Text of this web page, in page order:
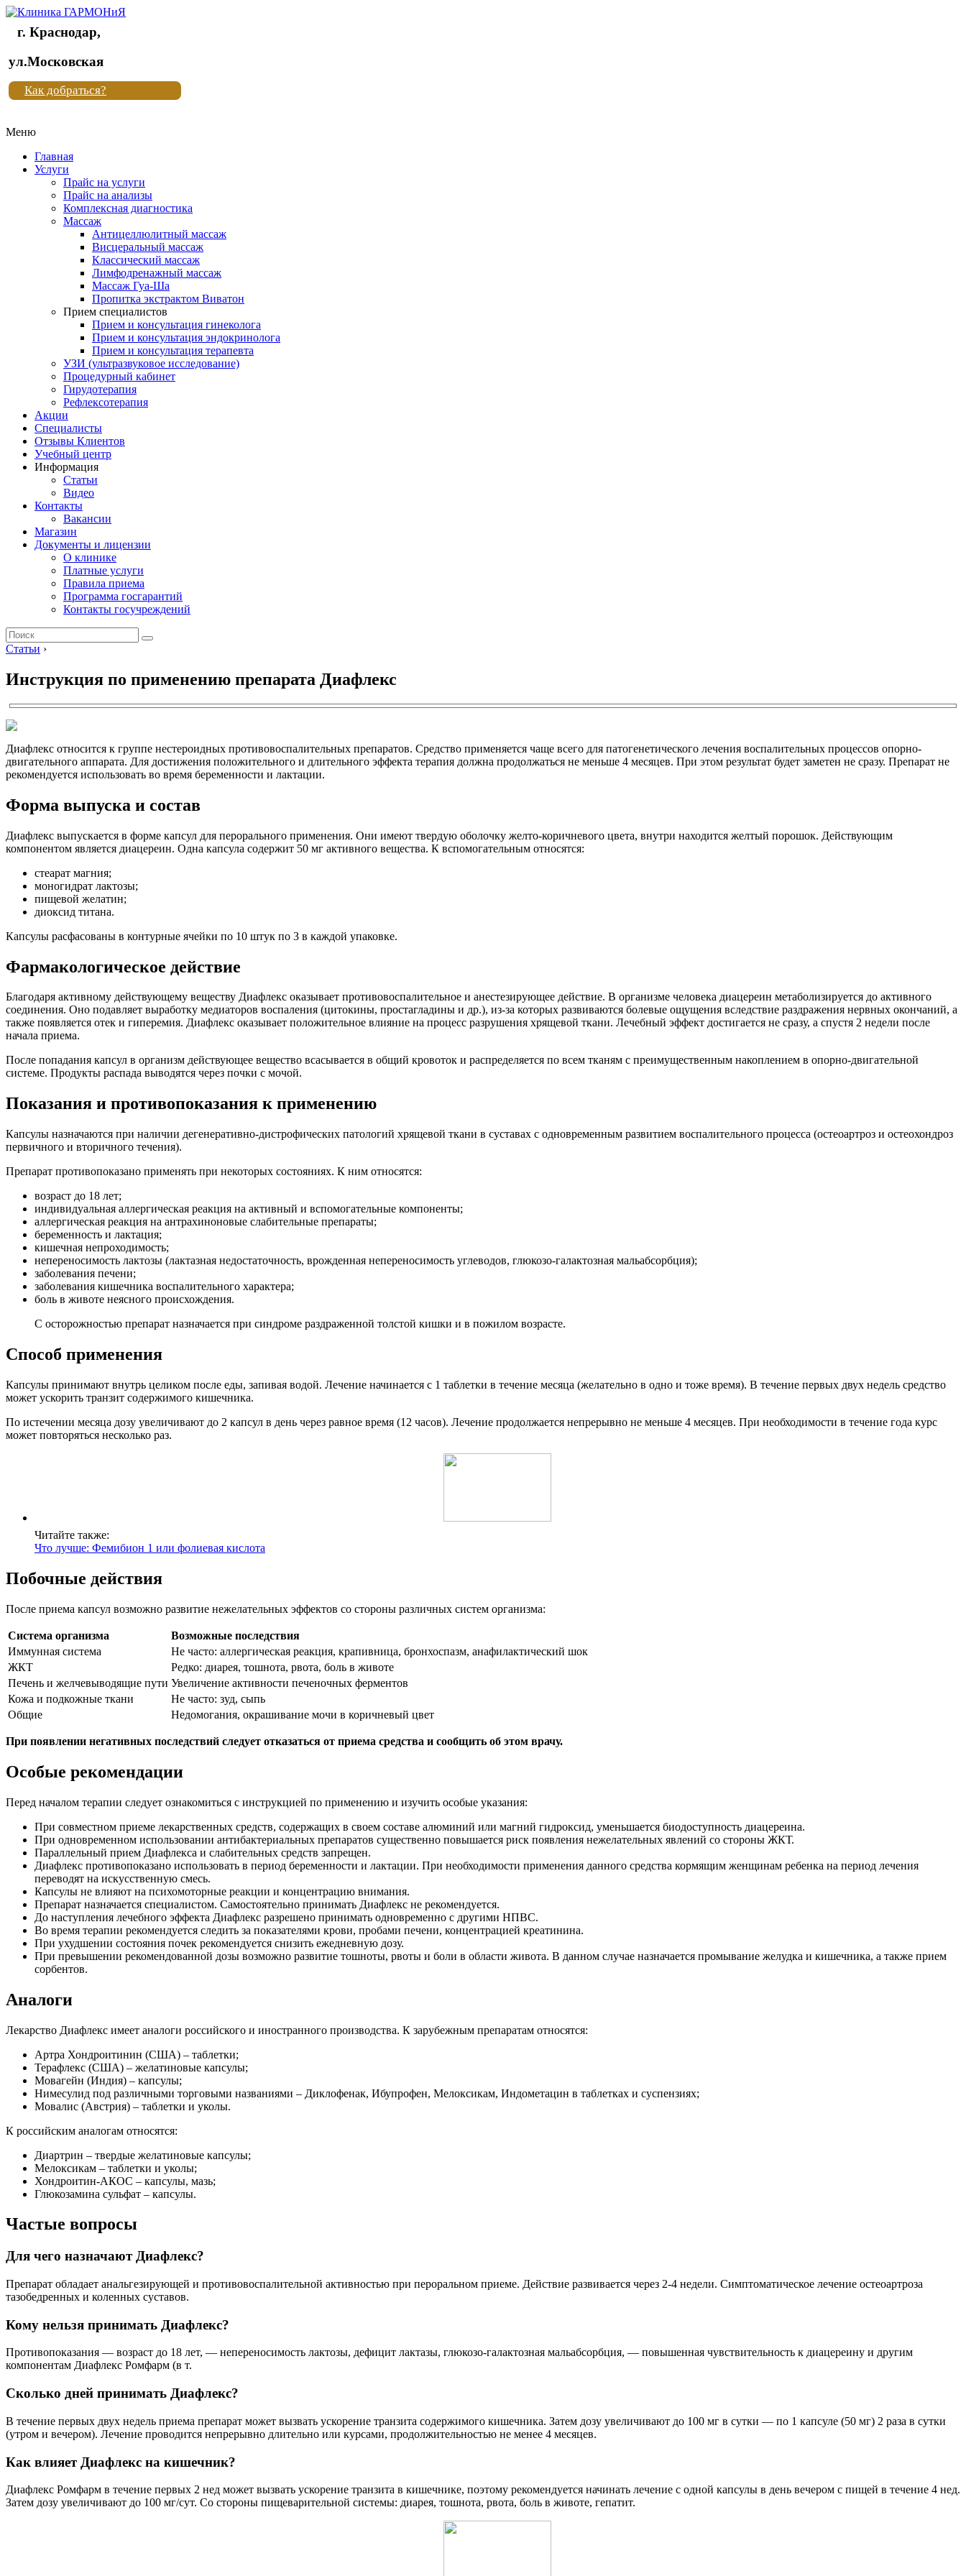
Клиника
"Новая
жизнь"
Клиника
жизнь"
г. Краснодар,
ул.Московская
Как добраться?
Меню
Главная
Услуги
Прайс на услуги
Прайс на анализы
Комплексная диагностика
Массаж
Антицеллюлитный массаж
Висцеральный массаж
Классический массаж
Лимфодренажный массаж
Массаж Гуа-Ша
Пропитка экстрактом Виватон
Прием специалистов
Прием и консультация гинеколога
Прием и консультация эндокринолога
Прием и консультация терапевта
УЗИ (ультразвуковое исследование)
Процедурный кабинет
Гирудотерапия
Рефлексотерапия
Акции
Специалисты
Отзывы Клиентов
Учебный центр
Информация
Статьи
Видео
Контакты
Вакансии
Магазин
Документы и лицензии
О клинике
Платные услуги
Правила приема
Программа госгарантий
Контакты госучреждений
Статьи ›
Инструкция по применению препарата Диафлекс
Диафлекс относится к группе нестероидных противовоспалительных препаратов. Средство применяется чаще всего для патогенетического лечения воспалительных процессов опорно-
двигательного аппарата. Для достижения положительного и длительного эффекта терапия должна продолжаться не меньше 4 месяцев. При этом результат будет заметен не сразу. Препарат не
рекомендуется использовать во время беременности и лактации.
Форма выпуска и состав
Диафлекс выпускается в форме капсул для перорального применения. Они имеют твердую оболочку желто-коричневого цвета, внутри находится желтый порошок. Действующим
компонентом является диацереин. Одна капсула содержит 50 мг активного вещества. К вспомогательным относятся:
стеарат магния;
моногидрат лактозы;
пищевой желатин;
диоксид титана.
Капсулы расфасованы в контурные ячейки по 10 штук по 3 в каждой упаковке.
Фармакологическое действие
Благодаря активному действующему веществу Диафлекс оказывает противовоспалительное и анестезирующее действие. В организме человека диацереин метаболизируется до активного
соединения. Оно подавляет выработку медиаторов воспаления (цитокины, простагладины и др.), из-за которых развиваются болевые ощущения вследствие раздражения нервных окончаний, а
также появляется отек и гиперемия. Диафлекс оказывает положительное влияние на процесс разрушения хрящевой ткани. Лечебный эффект достигается не сразу, а спустя 2 недели после
начала приема.
После попадания капсул в организм действующее вещество всасывается в общий кровоток и распределяется по всем тканям с преимущественным накоплением в опорно-двигательной
системе. Продукты распада выводятся через почки с мочой.
Показания и противопоказания к применению
Капсулы назначаются при наличии дегенеративно-дистрофических патологий хрящевой ткани в суставах с одновременным развитием воспалительного процесса (остеоартроз и остеохондроз
первичного и вторичного течения).
Препарат противопоказано применять при некоторых состояниях. К ним относятся:
возраст до 18 лет;
индивидуальная аллергическая реакция на активный и вспомогательные компоненты;
аллергическая реакция на антрахиноновые слабительные препараты;
беременность и лактация;
кишечная непроходимость;
непереносимость лактозы (лактазная недостаточность, врожденная непереносимость углеводов, глюкозо-галактозная мальабсорбция);
заболевания печени;
заболевания кишечника воспалительного характера;
боль в животе неясного происхождения.
С осторожностью препарат назначается при синдроме раздраженной толстой кишки и в пожилом возрасте.
Способ применения
Капсулы принимают внутрь целиком после еды, запивая водой. Лечение начинается с 1 таблетки в течение месяца (желательно в одно и тоже время). В течение первых двух недель средство
может ускорить транзит содержимого кишечника.
По истечении месяца дозу увеличивают до 2 капсул в день через равное время (12 часов). Лечение продолжается непрерывно не меньше 4 месяцев. При необходимости в течение года курс
может повторяться несколько раз.
Читайте также:
Что лучше: Фемибион 1 или фолиевая кислота
Побочные действия
После приема капсул возможно развитие нежелательных эффектов со стороны различных систем организма:
Система организма
Возможные последствия
Иммунная система
Не часто: аллергическая реакция, крапивница, бронхоспазм, анафилактический шок
ЖКТ
Редко: диарея, тошнота, рвота, боль в животе
Печень и желчевыводящие пути Увеличение активности печеночных ферментов
Кожа и подкожные ткани
Не часто: зуд, сыпь
Общие
Недомогания, окрашивание мочи в коричневый цвет
При появлении негативных последствий следует отказаться от приема средства и сообщить об этом врачу.
Особые рекомендации
Перед началом терапии следует ознакомиться с инструкцией по применению и изучить особые указания:
При совместном приеме лекарственных средств, содержащих в своем составе алюминий или магний гидроксид, уменьшается биодоступность диацереина.
При одновременном использовании антибактериальных препаратов существенно повышается риск появления нежелательных явлений со стороны ЖКТ.
Параллельный прием Диафлекса и слабительных средств запрещен.
Диафлекс противопоказано использовать в период беременности и лактации. При необходимости применения данного средства кормящим женщинам ребенка на период лечения
переводят на искусственную смесь.
Капсулы не влияют на психомоторные реакции и концентрацию внимания.
Препарат назначается специалистом. Самостоятельно принимать Диафлекс не рекомендуется.
До наступления лечебного эффекта Диафлекс разрешено принимать одновременно с другими НПВС.
Во время терапии рекомендуется следить за показателями крови, пробами печени, концентрацией креатинина.
При ухудшении состояния почек рекомендуется снизить ежедневную дозу.
При превышении рекомендованной дозы возможно развитие тошноты, рвоты и боли в области живота. В данном случае назначается промывание желудка и кишечника, а также прием
сорбентов.
Аналоги
Лекарство Диафлекс имеет аналоги российского и иностранного производства. К зарубежным препаратам относятся:
Артра Хондроитинин (США) – таблетки;
Терафлекс (США) – желатиновые капсулы;
Мовагейн (Индия) – капсулы;
Нимесулид под различными торговыми названиями – Диклофенак, Ибупрофен, Мелоксикам, Индометацин в таблетках и суспензиях;
Мовалис (Австрия) – таблетки и уколы.
К российским аналогам относятся:
Диартрин – твердые желатиновые капсулы;
Мелоксикам – таблетки и уколы;
Хондроитин-АКОС – капсулы, мазь;
Глюкозамина сульфат – капсулы.
Частые вопросы
Для чего назначают Диафлекс?
Препарат обладает анальгезирующей и противовоспалительной активностью при пероральном приеме. Действие развивается через 2-4 недели. Симптоматическое лечение остеоартроза
тазобедренных и коленных суставов.
Кому нельзя принимать Диафлекс?
Противопоказания — возраст до 18 лет, — непереносимость лактозы, дефицит лактазы, глюкозо-галактозная мальабсорбция, — повышенная чувствительность к диацереину и другим
компонентам Диафлекс Ромфарм (в т.
Сколько дней принимать Диафлекс?
В течение первых двух недель приема препарат может вызвать ускорение транзита содержимого кишечника. Затем дозу увеличивают до 100 мг в сутки — по 1 капсуле (50 мг) 2 раза в сутки
(утром и вечером). Лечение проводится непрерывно длительно или курсами, продолжительностью не менее 4 месяцев.
Как влияет Диафлекс на кишечник?
Диафлекс Ромфарм в течение первых 2 нед может вызвать ускорение транзита в кишечнике, поэтому рекомендуется начинать лечение с одной капсулы в день вечером с пищей в течение 4 нед.
Затем дозу увеличивают до 100 мг/сут. Со стороны пищеварительной системы: диарея, тошнота, рвота, боль в животе, гепатит.